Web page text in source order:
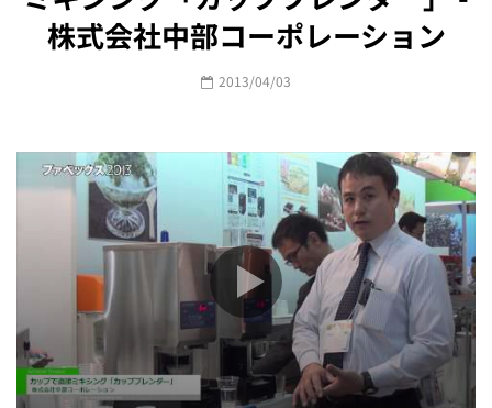
株式会社中部コーポレーション
2013/04/03